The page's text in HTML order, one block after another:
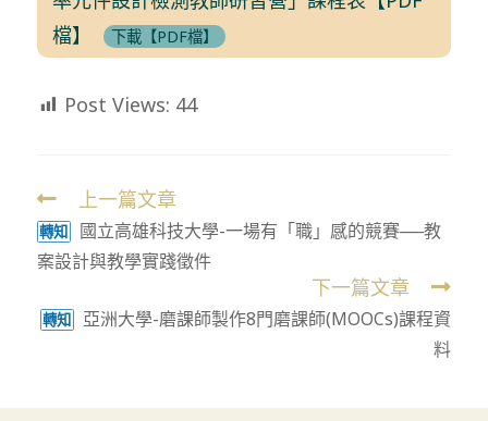
檔】
下載【PDF檔】
Post Views: 44
Read
more
articles
上一篇文章
轉知
國立高雄科技大學-一場有「職」感的競賽──教
案設計與教學實踐徵件
下一篇文章
轉知
亞洲大學-磨課師製作8門磨課師(MOOCs)課程資
料